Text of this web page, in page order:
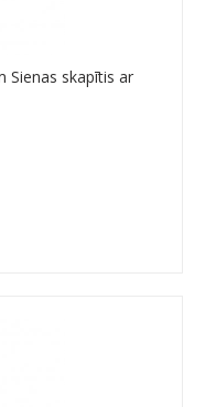
Sienas skapītis ar